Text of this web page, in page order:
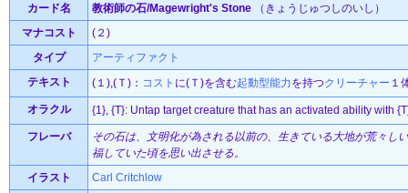
カード名 教術師の石/Magewright's Stone （きょうじゅつしのいし）
マナコスト
(２)
タイプ
アーティファクト
テキスト
(１),(Ｔ)： コスト に(Ｔ)を含む起動型能力を持つクリーチャー １
オラクル {1}, {T}: Untap target creature that has an activated ability with
フレーバ
その石は、文明化が為される以前の、生きている大地が荒々し
福していた頃を思い出させる。
イラスト
Carl Critchlow